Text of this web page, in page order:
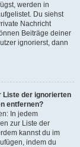
werden in
Du siehst
Nachricht
Beiträge deiner
ignorierst, dann
Liste der ignorierten
entfernen?
In jedem
zur Liste der
kannst du im
indem du